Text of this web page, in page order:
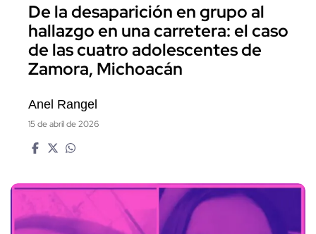
De la desaparición en grupo al
hallazgo en una carretera: el caso
de las cuatro adolescentes de
Zamora, Michoacán
Anel Rangel
15 de abril de 2026